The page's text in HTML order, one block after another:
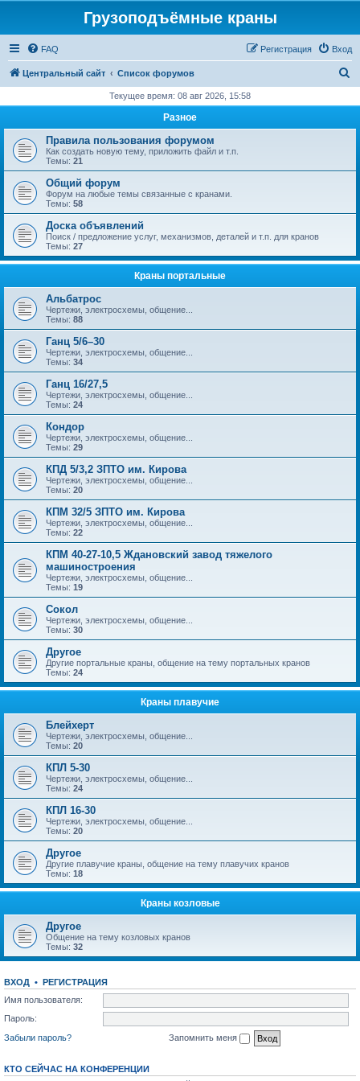
Грузоподъёмные краны
FAQ Вход
Регистрация
Центральный сайт Список форумов
с
Текущее время: 08 авг 2026, 15:58
Разное
Правила пользования форумом
Как создать новую тему, приложить файл и т.п.
Темы: 21
Общий форум
Форум на любые темы связанные с кранами.
Темы: 58
Доска объявлений
Поиск / предложение услуг, механизмов, деталей и т.п. для кранов
Темы: 27
Краны портальные
Альбатрос
Чертежи, электросхемы, общение...
Темы: 88
Ганц 5/6–30
Чертежи, электросхемы, общение...
Темы: 34
Ганц 16/27,5
Чертежи, электросхемы, общение...
Темы: 24
Кондор
Чертежи, электросхемы, общение...
Темы: 29
КПД 5/3,2 ЗПТО им. Кирова
Чертежи, электросхемы, общение...
Темы: 20
КПМ 32/5 ЗПТО им. Кирова
Чертежи, электросхемы, общение...
Темы: 22
КПМ 40-27-10,5 Ждановский завод тяжелого
машиностроения
Чертежи, электросхемы, общение...
Темы: 19
Сокол
Чертежи, электросхемы, общение...
Темы: 30
Другое
Другие портальные краны, общение на тему портальных кранов
Темы: 24
Краны плавучие
Блейхерт
Чертежи, электросхемы, общение...
Темы: 20
КПЛ 5-30
Чертежи, электросхемы, общение...
Темы: 24
КПЛ 16-30
Чертежи, электросхемы, общение...
Темы: 20
Другое
Другие плавучие краны, общение на тему плавучих кранов
Темы: 18
Краны козловые
Другое
Общение на тему козловых кранов
Темы: 32
ВХОД • РЕГИСТРАЦИЯ
Имя пользователя:
Пароль:
Забыли пароль?
Запомнить меня
КТО СЕЙЧАС НА КОНФЕРЕНЦИИ